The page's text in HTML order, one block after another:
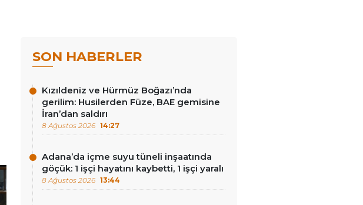
SON HABERLER
Kızıldeniz ve Hürmüz Boğazı’nda
gerilim: Husilerden Füze, BAE gemisine
İran’dan saldırı
8 Ağustos 2026 14:27
Adana’da içme suyu tüneli inşaatında
göçük: 1 işçi hayatını kaybetti, 1 işçi yaralı
8 Ağustos 2026 13:44